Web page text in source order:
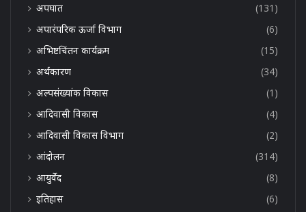
अपघात
(131)
अपारंपरिक ऊर्जा विभाग
(6)
अभिष्टचिंतन कार्यक्रम
(15)
अर्थकारण
(34)
अल्पसंख्यांक विकास
(1)
आदिवासी विकास
(4)
आदिवासी विकास विभाग
(2)
आंदोलन
(314)
आयुर्वेद
(8)
इतिहास
(6)